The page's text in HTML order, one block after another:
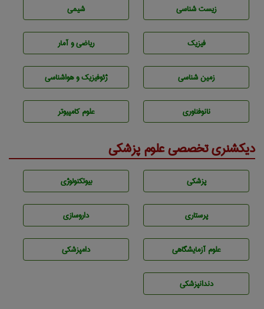
زيست شناسی شيمی
فیزیک ریاضی و آمار
زمين شناسی ژئوفيزيك و هواشناسی
نانوفناوری علوم کامپیوتر
دیکشنری تخصصی علوم پزشکی
پزشكی بيوتكنولوژی
پرستاری داروسازی
علوم آزمايشگاهی دامپزشكی
دندانپزشكی